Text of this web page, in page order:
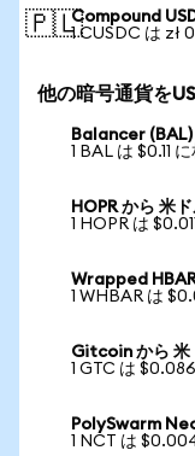
🇵🇱Compound
1 CUSDC は zł
他の暗号通貨を
Balancer (BAL)
1 BAL は $0.11
HOPR から 米
1 HOPR は
Wrapped
1 WHBAR は
Gitcoin から 米
1 GTC は
PolySwarm
1 NCT は